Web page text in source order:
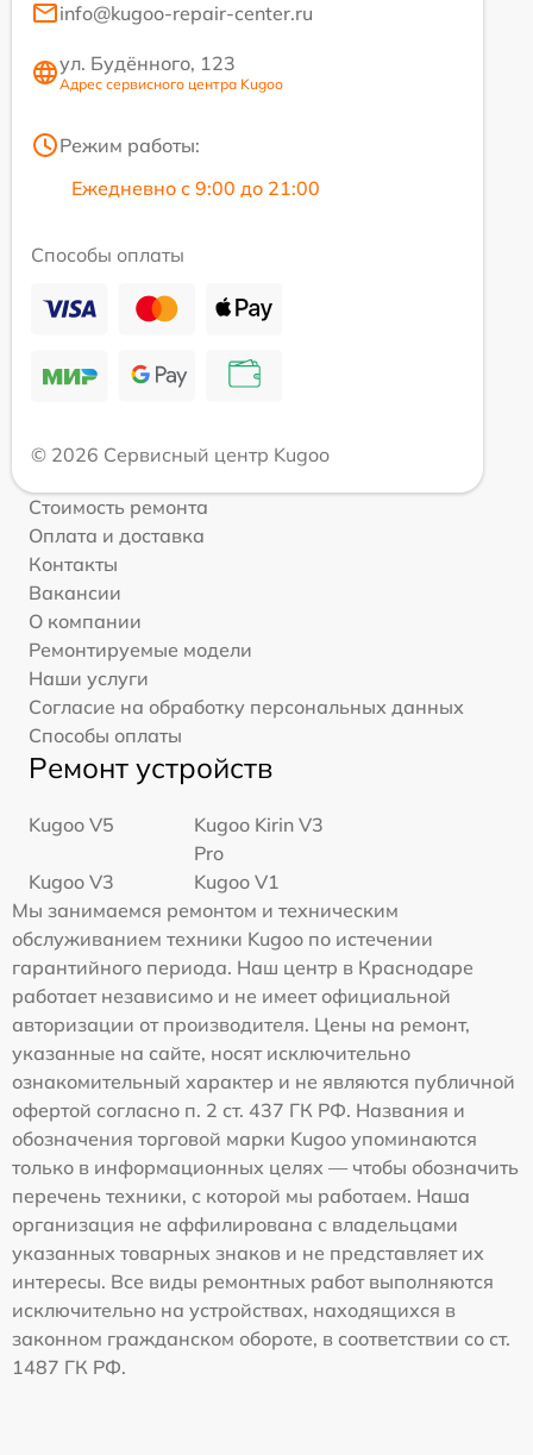
info@kugoo-repair-center.ru
ул. Будённого, 123
Адрес сервисного центра Kugoo
Режим работы:
Ежедневно с 9:00 до 21:00
Способы оплаты
© 2026 Сервисный центр Kugoo
Стоимость ремонта
Оплата и доставка
Контакты
Вакансии
О компании
Ремонтируемые модели
Наши услуги
Согласие на обработку персональных данных
Способы оплаты
Ремонт устройств
Kugoo V5
Kugoo Kirin V3
Pro
Kugoo V3
Kugoo V1
Мы занимаемся ремонтом и техническим
обслуживанием техники Kugoo по истечении
гарантийного периода. Наш центр в Краснодаре
работает независимо и не имеет официальной
авторизации от производителя. Цены на ремонт,
указанные на сайте, носят исключительно
ознакомительный характер и не являются публичной
офертой согласно п. 2 ст. 437 ГК РФ. Названия и
обозначения торговой марки Kugoo упоминаются
только в информационных целях — чтобы обозначить
перечень техники, с которой мы работаем. Наша
организация не аффилирована с владельцами
указанных товарных знаков и не представляет их
интересы. Все виды ремонтных работ выполняются
исключительно на устройствах, находящихся в
законном гражданском обороте, в соответствии со ст.
1487 ГК РФ.